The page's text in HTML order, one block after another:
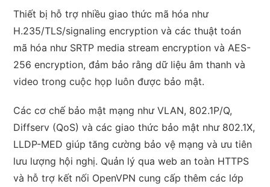
Thiết bị hỗ trợ nhiều giao thức mã hóa như
H.235/TLS/signaling encryption và các thuật toán
mã hóa như SRTP media stream encryption và AES-
256 encryption, đảm bảo rằng dữ liệu âm thanh và
video trong cuộc họp luôn được bảo mật.
Các cơ chế bảo mật mạng như VLAN, 802.1P/Q,
Diffserv (QoS) và các giao thức bảo mật như 802.1X,
LLDP-MED giúp tăng cường bảo vệ mạng và ưu tiên
lưu lượng hội nghị. Quản lý qua web an toàn HTTPS
và hỗ trợ kết nối OpenVPN cung cấp thêm các lớp